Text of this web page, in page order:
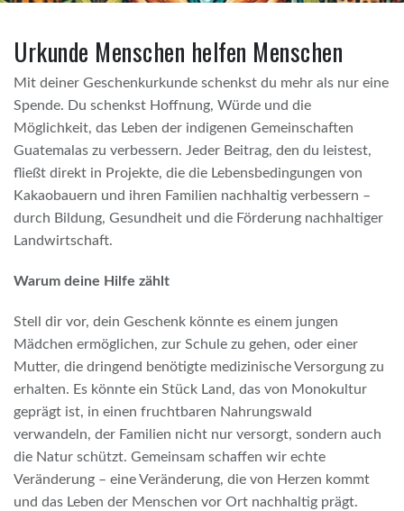
Urkunde Menschen helfen Menschen
Mit deiner Geschenkurkunde schenkst du mehr als nur eine
Spende. Du schenkst Hoffnung, Würde und die
Möglichkeit, das Leben der indigenen Gemeinschaften
Guatemalas zu verbessern. Jeder Beitrag, den du leistest,
fließt direkt in Projekte, die die Lebensbedingungen von
Kakaobauern und ihren Familien nachhaltig verbessern –
durch Bildung, Gesundheit und die Förderung nachhaltiger
Landwirtschaft.
Warum deine Hilfe zählt
Stell dir vor, dein Geschenk könnte es einem jungen
Mädchen ermöglichen, zur Schule zu gehen, oder einer
Mutter, die dringend benötigte medizinische Versorgung zu
erhalten. Es könnte ein Stück Land, das von Monokultur
geprägt ist, in einen fruchtbaren Nahrungswald
verwandeln, der Familien nicht nur versorgt, sondern auch
die Natur schützt. Gemeinsam schaffen wir echte
Veränderung – eine Veränderung, die von Herzen kommt
und das Leben der Menschen vor Ort nachhaltig prägt.